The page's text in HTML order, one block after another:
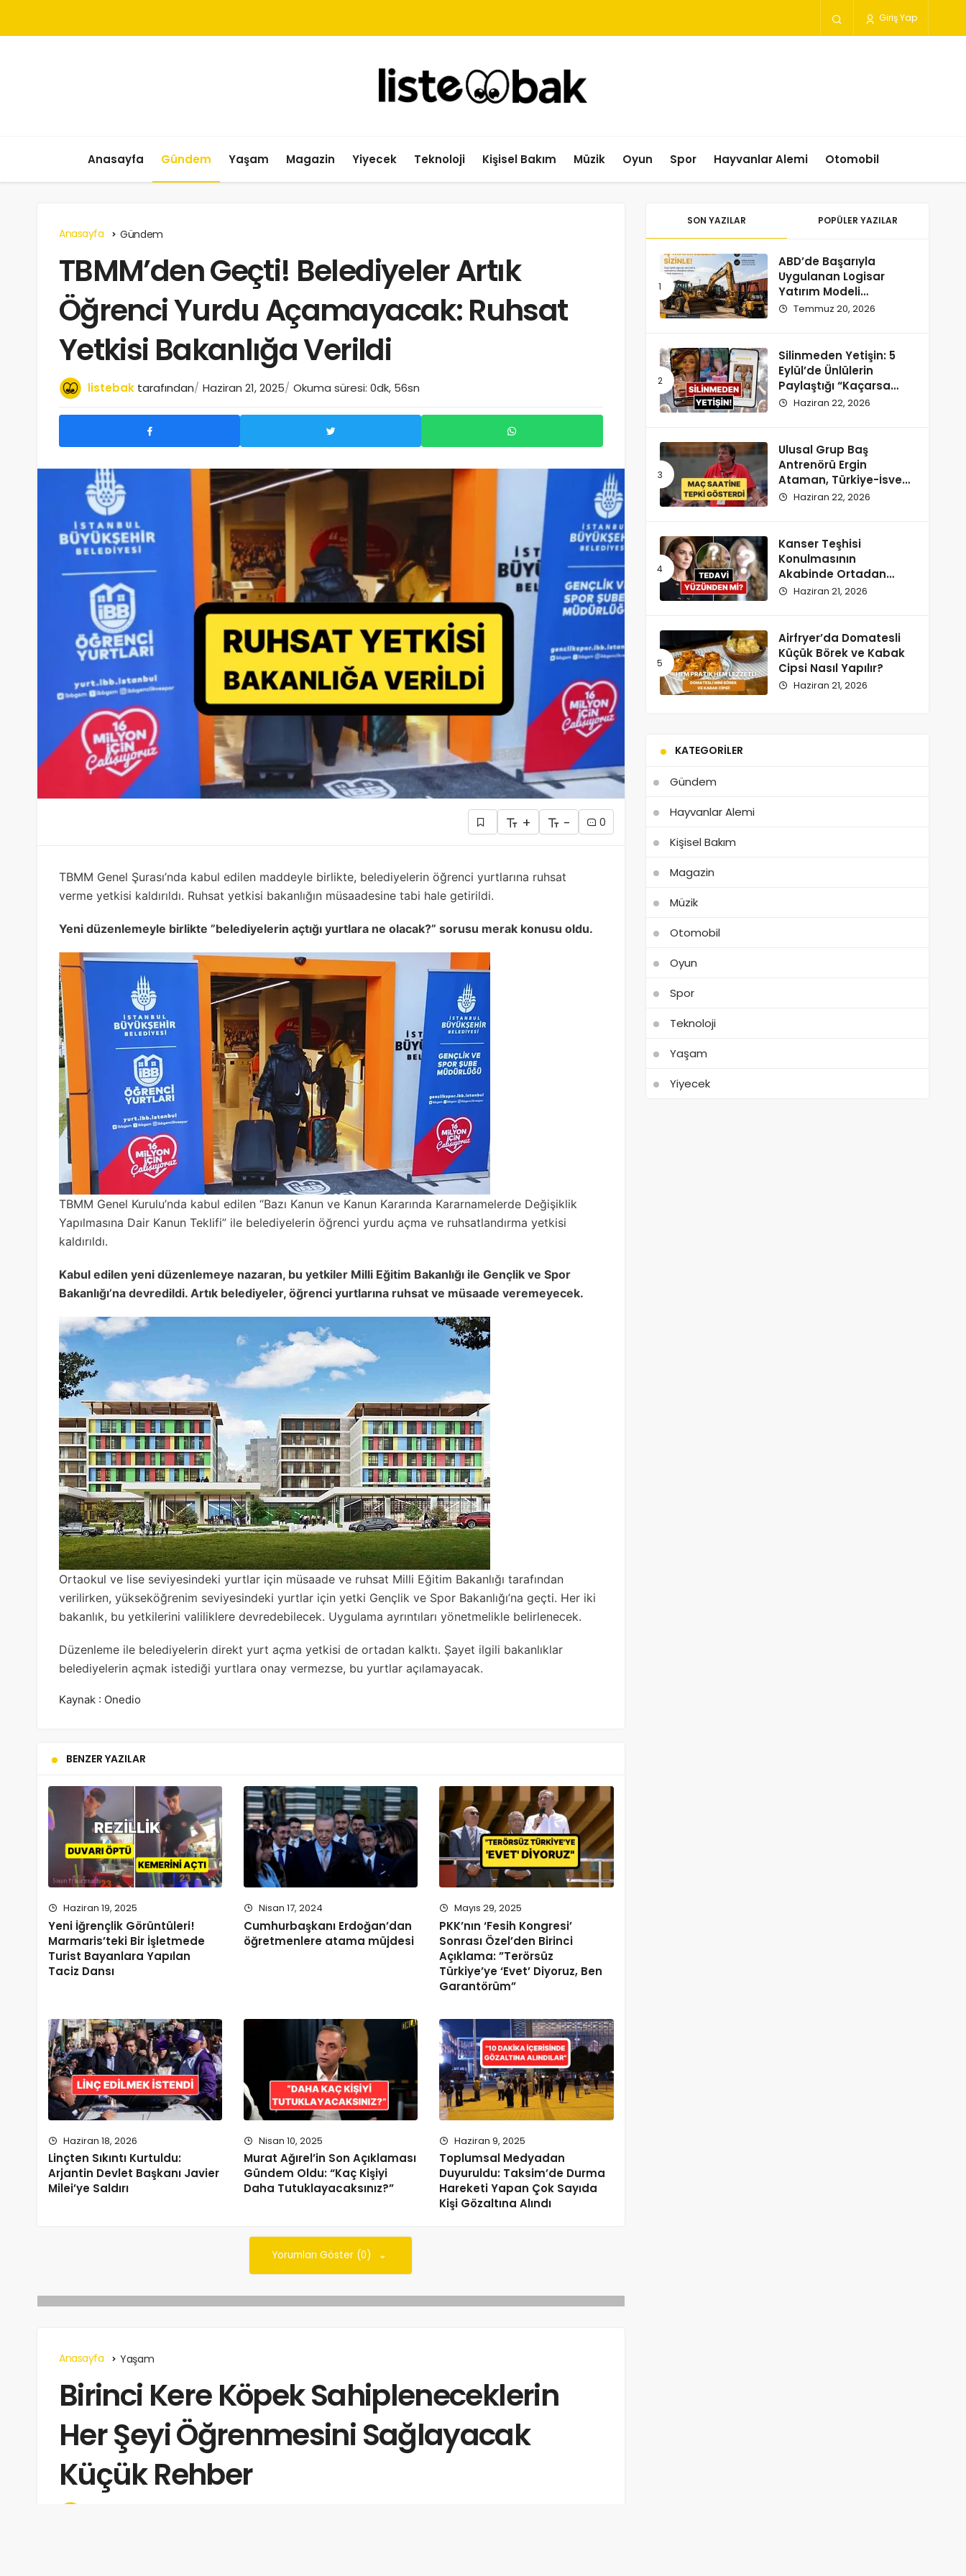
Giriş Yap
Anasayfa Gündem Yaşam Magazin Yiyecek Teknoloji Kişisel Bakım Müzik Oyun Spor Hayvanlar Alemi Otomobil
Anasayfa Gündem
TBMM’den Geçti! Belediyeler Artık
Öğrenci Yurdu Açamayacak: Ruhsat
Yetkisi Bakanlığa Verildi
listebak tarafından Haziran 21, 2025 Okuma süresi: 0dk, 56sn
+ - 0
TBMM Genel Şurası’nda kabul edilen maddeyle birlikte, belediyelerin öğrenci yurtlarına ruhsat
verme yetkisi kaldırıldı. Ruhsat yetkisi bakanlığın müsaadesine tabi hale getirildi.
Yeni düzenlemeyle birlikte ”belediyelerin açtığı yurtlara ne olacak?” sorusu merak konusu oldu.
TBMM Genel Kurulu’nda kabul edilen “Bazı Kanun ve Kanun Kararında Kararnamelerde Değişiklik
Yapılmasına Dair Kanun Teklifi” ile belediyelerin öğrenci yurdu açma ve ruhsatlandırma yetkisi
kaldırıldı.
Kabul edilen yeni düzenlemeye nazaran, bu yetkiler Milli Eğitim Bakanlığı ile Gençlik ve Spor
Bakanlığı’na devredildi. Artık belediyeler, öğrenci yurtlarına ruhsat ve müsaade veremeyecek.
Ortaokul ve lise seviyesindeki yurtlar için müsaade ve ruhsat Milli Eğitim Bakanlığı tarafından
verilirken, yükseköğrenim seviyesindeki yurtlar için yetki Gençlik ve Spor Bakanlığı’na geçti. Her iki
bakanlık, bu yetkilerini valiliklere devredebilecek. Uygulama ayrıntıları yönetmelikle belirlenecek.
Düzenleme ile belediyelerin direkt yurt açma yetkisi de ortadan kalktı. Şayet ilgili bakanlıklar
belediyelerin açmak istediği yurtlara onay vermezse, bu yurtlar açılamayacak.
Kaynak : Onedio
BENZER YAZILAR
Haziran 19, 2025
Yeni İğrençlik Görüntüleri!
Marmaris’teki Bir İşletmede
Turist Bayanlara Yapılan
Taciz Dansı
Nisan 17, 2024
Cumhurbaşkanı Erdoğan’dan
öğretmenlere atama müjdesi
Mayıs 29, 2025
PKK’nın ‘Fesih Kongresi’
Sonrası Özel’den Birinci
Açıklama: ”Terörsüz
Türkiye’ye ‘Evet’ Diyoruz, Ben
Garantörüm”
Haziran 18, 2026
Linçten Sıkıntı Kurtuldu:
Arjantin Devlet Başkanı Javier
Milei’ye Saldırı
Nisan 10, 2025
Murat Ağırel’in Son Açıklaması
Gündem Oldu: “Kaç Kişiyi
Daha Tutuklayacaksınız?”
Haziran 9, 2025
Toplumsal Medyadan
Duyuruldu: Taksim’de Durma
Hareketi Yapan Çok Sayıda
Kişi Gözaltına Alındı
Yorumları Göster (0)
Anasayfa Yaşam
Birinci Kere Köpek Sahipleneceklerin
Her Şeyi Öğrenmesini Sağlayacak
Küçük Rehber
SON YAZILAR POPÜLER YAZILAR
ABD’de Başarıyla
Uygulanan Logisar
Yatırım Modeli
Türkiye’ye Geliyor
Temmuz 20, 2026
Silinmeden Yetişin: 5
Eylül’de Ünlülerin
Paylaştığı “Kaçarsa
Yazık Olur” Temalı
Haziran 22, 2026
Ulusal Grup Baş
Antrenörü Ergin
Ataman, Türkiye-İsveç
Maçı Saatine
Haziran 22, 2026
Kanser Teşhisi
Konulmasının
Akabinde Ortadan
Kaybolan Kate
Doğurdu
Haziran 21, 2026
Airfryer’da Domatesli
Küçük Börek ve Kabak
Cipsi Nasıl Yapılır?
Haziran 21, 2026
KATEGORILER
Gündem
Hayvanlar Alemi
Kişisel Bakım
Magazin
Müzik
Otomobil
Oyun
Spor
Teknoloji
Yaşam
Yiyecek